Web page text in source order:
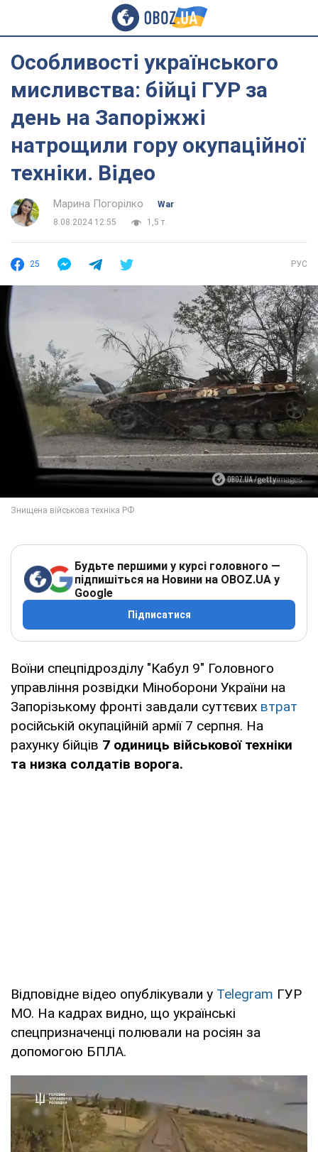
Особливості українського
мисливства: бійці ГУР за
день на Запоріжжі
натрощили гору окупаційної
техніки. Відео
Марина Погорілко
War
8.08.2024 12:55
1,5 т.
25 РУС
Будьте першими у курсі головного —
підпишіться на Новини на OBOZ.UA у
Google
Підписатися
Воїни спецпідрозділу "Кабул 9" Головного
управління розвідки Міноборони України на
Запорізькому фронті завдали суттєвих втрат
російській окупаційній армії 7 серпня. На
рахунку бійців 7 одиниць військової техніки
та низка солдатів ворога.
Відповідне відео опублікували у Telegram ГУР
МО. На кадрах видно, що українські
спецпризначенці полювали на росіян за
допомогою БПЛА.